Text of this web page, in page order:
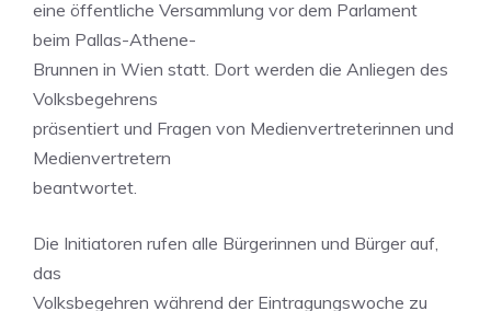
eine öffentliche Versammlung vor dem Parlament
beim Pallas-Athene-
Brunnen in Wien statt. Dort werden die Anliegen des
Volksbegehrens
präsentiert und Fragen von Medienvertreterinnen und
Medienvertretern
beantwortet.
Die Initiatoren rufen alle Bürgerinnen und Bürger auf,
das
Volksbegehren während der Eintragungswoche zu